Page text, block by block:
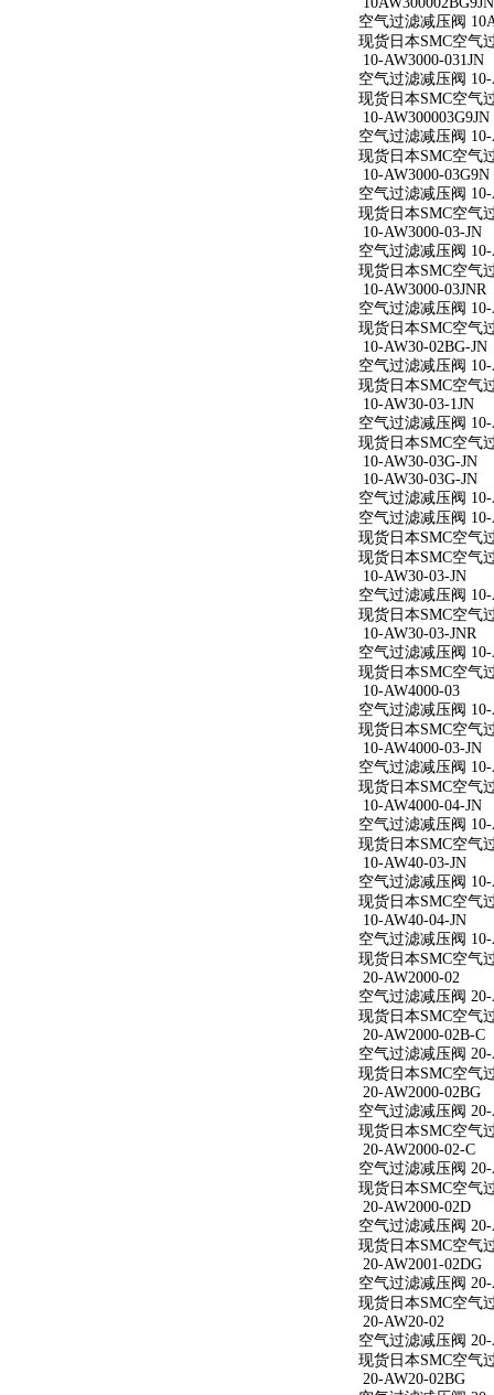
空气过滤减压阀
现货日本SMC空气
10-AW3000-031JN
空气过滤减压阀 10-
现货日本SMC空气
10-AW300003G9JN
空气过滤减压阀 10-
现货日本SMC空气
10-AW3000-03G9N
空气过滤减压阀 10-
现货日本SMC空气
10-AW3000-03-JN
空气过滤减压阀 10-
现货日本SMC空气
10-AW3000-03JNR
空气过滤减压阀 10-
现货日本SMC空气
10-AW30-02BG-JN
空气过滤减压阀 10-
现货日本SMC空气
10-AW30-03-1JN
空气过滤减压阀 10-
现货日本SMC空气
10-AW30-03G-JN
10-AW30-03G-JN
空气过滤减压阀 10-
空气过滤减压阀 10-
现货日本SMC空气
现货日本SMC空气
10-AW30-03-JN
空气过滤减压阀 10-
现货日本SMC空气
10-AW30-03-JNR
空气过滤减压阀 10-
现货日本SMC空气
10-AW4000-03
空气过滤减压阀 10-
现货日本SMC空气
10-AW4000-03-JN
空气过滤减压阀 10-
现货日本SMC空气
10-AW4000-04-JN
空气过滤减压阀 10-
现货日本SMC空气
10-AW40-03-JN
空气过滤减压阀 10-
现货日本SMC空气
10-AW40-04-JN
空气过滤减压阀 10-
现货日本SMC空气
20-AW2000-02
空气过滤减压阀 20-
现货日本SMC空气
20-AW2000-02B-C
空气过滤减压阀 20-
现货日本SMC空气
20-AW2000-02BG
空气过滤减压阀 20-
现货日本SMC空气
20-AW2000-02-C
空气过滤减压阀 20-
现货日本SMC空气
20-AW2000-02D
空气过滤减压阀 20-
现货日本SMC空气
20-AW2001-02DG
空气过滤减压阀 20-
现货日本SMC空气
20-AW20-02
空气过滤减压阀 20-
现货日本SMC空气
20-AW20-02BG